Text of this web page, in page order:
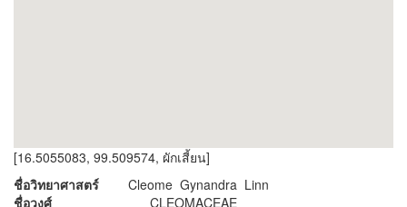
[16.5055083, 99.509574, ผักเสี้ยน]
ชื่อวิทยาศาสตร์
Cleome Gynandra Linn
ชื่อวงศ์CLEOMACEAE